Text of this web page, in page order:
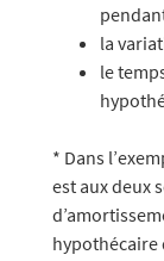
la
le
* Dans
est aux deux
hypothécaire